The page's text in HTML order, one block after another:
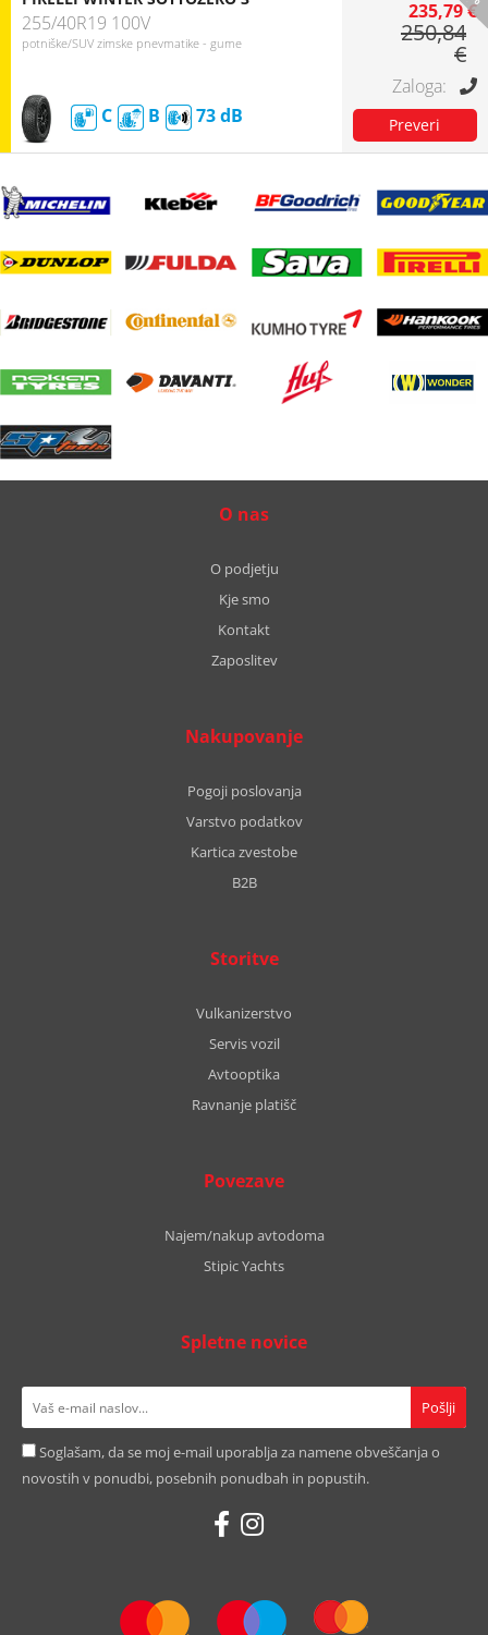
255/40R19 100V
potniške/SUV zimske pnevmatike - gume
C B 73
235,79 €
250,84
€
O nas
O podjetju
Kje smo
Kontakt
Zaposlitev
Nakupovanje
Pogoji poslovanja
Varstvo podatkov
Kartica zvestobe
B2B
Storitve
Vulkanizerstvo
Servis vozil
Avtooptika
Ravnanje platišč
Povezave
Najem/nakup avtodoma
Stipic Yachts
Spletne novice
Soglašam, da se moj e-mail uporablja za namene obveščanja o
novostih v ponudbi, posebnih ponudbah in popustih.